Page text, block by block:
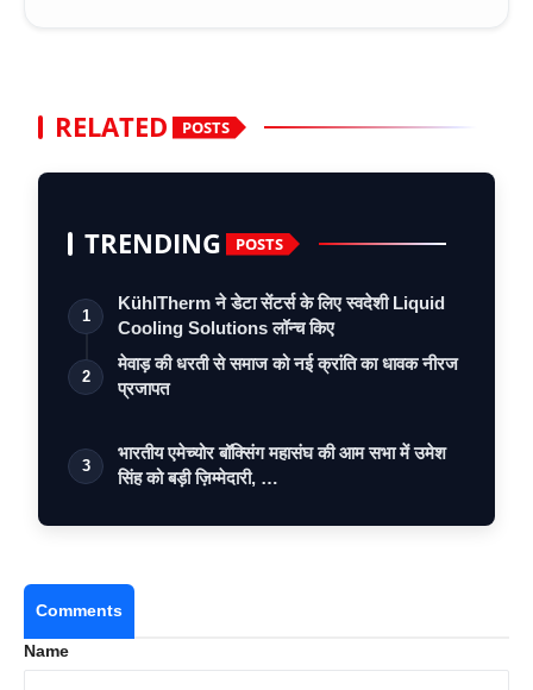
RELATED POSTS
TRENDING POSTS
1
KühlTherm ने डेटा सेंटर्स के लिए स्वदेशी Liquid
Cooling Solutions लॉन्च किए
2
मेवाड़ की धरती से समाज को नई क्रांति का धावक नीरज
प्रजापत
3
भारतीय एमेच्योर बॉक्सिंग महासंघ की आम सभा में उमेश
सिंह को बड़ी ज़िम्मेदारी, …
Comments
Name